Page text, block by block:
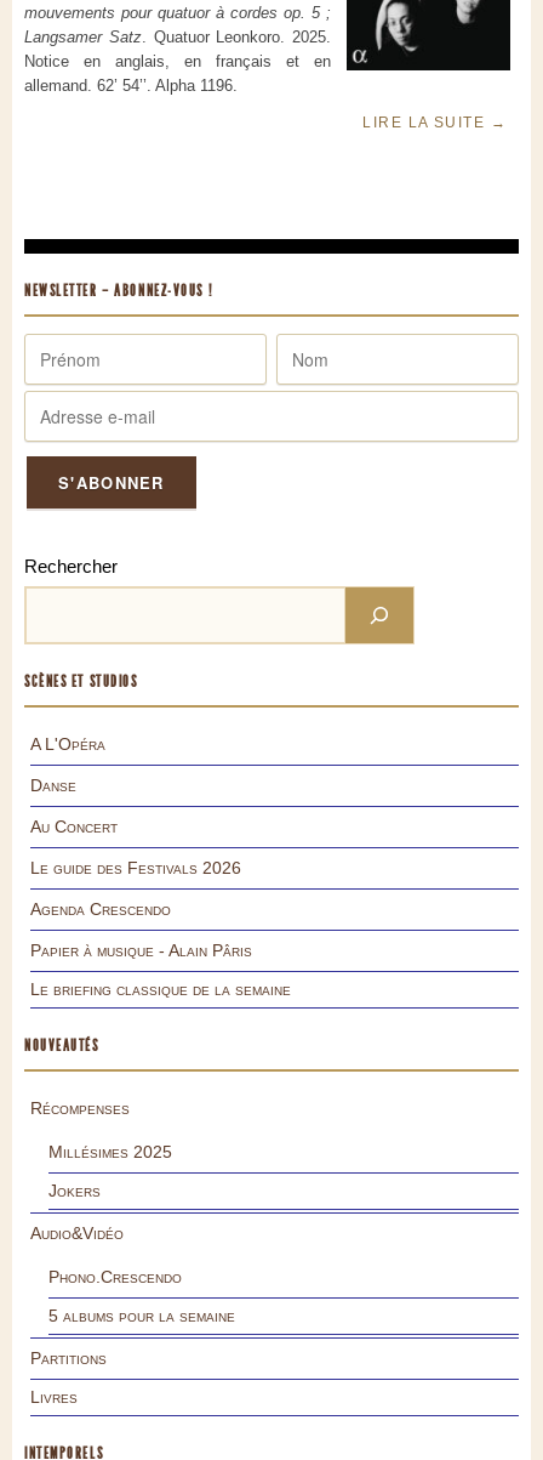
mouvements pour quatuor à cordes op. 5 ;
Langsamer Satz. Quatuor Leonkoro. 2025.
Notice en anglais, en français et en
allemand. 62’ 54’’. Alpha 1196.
LIRE LA SUITE →
NEWSLETTER – ABONNEZ-VOUS !
Rechercher
SCÈNES ET STUDIOS
A L'Opéra
Danse
Au Concert
Le guide des Festivals 2026
Agenda Crescendo
Papier à musique - Alain Pâris
Le briefing classique de la semaine
NOUVEAUTÉS
Récompenses
Millésimes 2025
Jokers
Audio&Vidéo
Phono.Crescendo
5 albums pour la semaine
Partitions
Livres
INTEMPORELS